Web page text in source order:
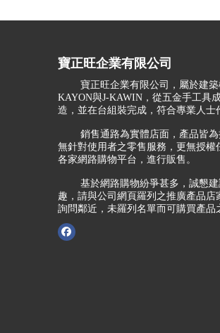
寶正旺企業有限公司
寶正旺企業有限公司，屬於建
KAYON與J-KAWIN，從五金手工具
造，並在台組裝完成，符合專業人士
銷售通路為實體店面，產品皆為
無針對使用者之零售服務，更無授
各家網路購物平台，進行販售。
基於網路購物紛爭甚多，誠懇建
趣，請與公司網頁羅列之推廣產品
詢問鄰近，未羅列名單而可購買